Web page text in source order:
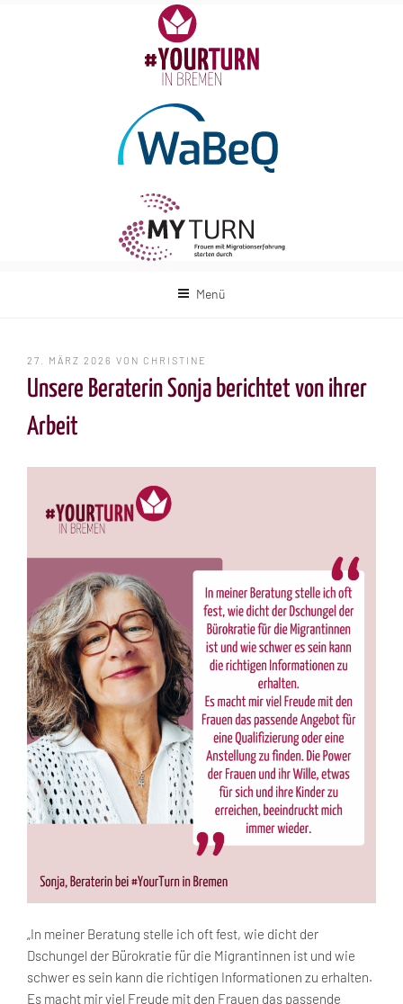
Menü
VERÖFFENTLICHT
27. MÄRZ 2026 VON CHRISTINE
Unsere Beraterin Sonja berichtet von ihrer
Arbeit
„In meiner Beratung stelle ich oft fest, wie dicht der
Dschungel der Bürokratie für die Migrantinnen ist und wie
schwer es sein kann die richtigen Informationen zu erhalten.
Es macht mir viel Freude mit den Frauen das passende